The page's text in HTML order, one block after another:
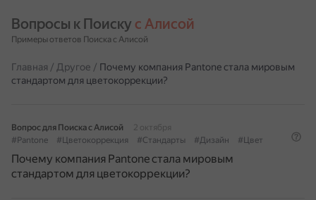
Вопросы к Поиску с Алисой
Примеры ответов Поиска с Алисой
Главная / Другое / Почему компания Pantone стала мировым
стандартом для цветокоррекции?
Вопрос для Поиска с Алисой
2 октября
#Pantone
#Цветокоррекция #Стандарты #Дизайн #Цвет
Почему компания Pantone стала мировым
стандартом для цветокоррекции?